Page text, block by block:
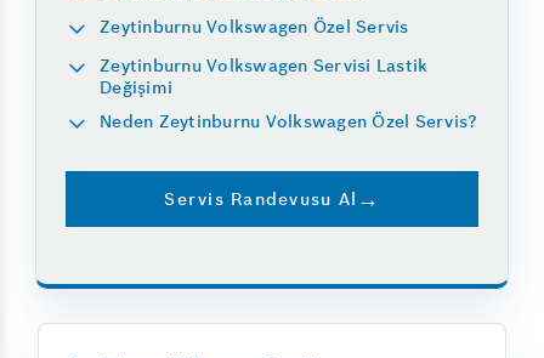
Zeytinburnu Volkswagen Özel Servis
Zeytinburnu Volkswagen Servisi Lastik
Değişimi
Neden Zeytinburnu Volkswagen Özel Servis?
Servis Randevusu Al